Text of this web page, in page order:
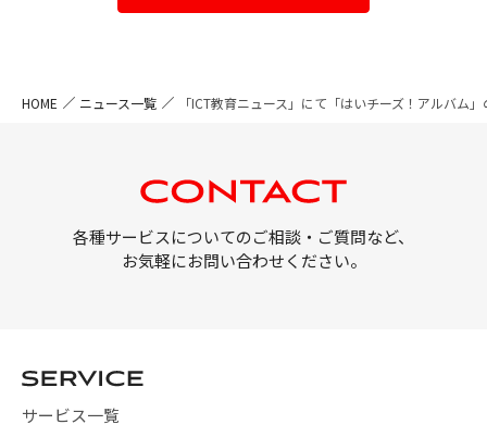
HOME ニュース一覧 「ICT教育ニュース」にて「はいチーズ！アルバム
各種サービスについてのご相談・ご質問など、
お気軽にお問い合わせください。
サービス一覧